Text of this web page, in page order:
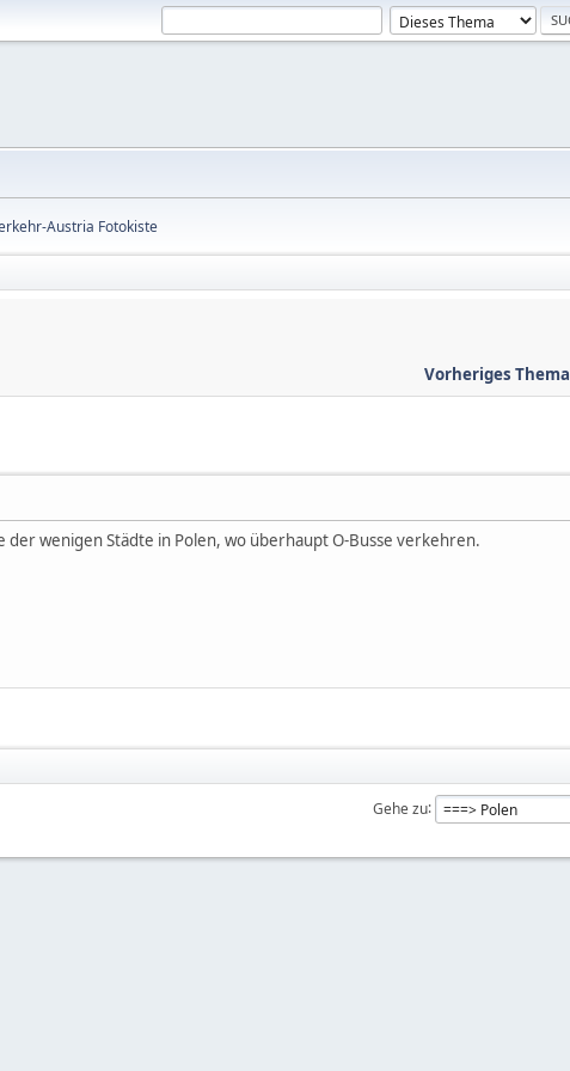
Austria Fotokiste
Vorheriges Thema
der wenigen Städte in Polen, wo überhaupt O-Busse verkehren.
Gehe zu